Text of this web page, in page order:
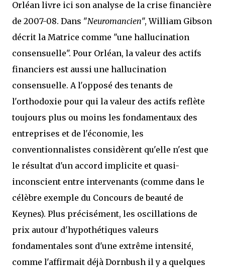
Orléan livre ici son analyse de la crise financière
de 2007-08. Dans "Neuromancien", William Gibson
décrit la Matrice comme "une hallucination
consensuelle". Pour Orléan, la valeur des actifs
financiers est aussi une hallucination
consensuelle. A l'opposé des tenants de
l'orthodoxie pour qui la valeur des actifs reflète
toujours plus ou moins les fondamentaux des
entreprises et de l'économie, les
conventionnalistes considèrent qu'elle n'est que
le résultat d'un accord implicite et quasi-
inconscient entre intervenants (comme dans le
célèbre exemple du Concours de beauté de
Keynes). Plus précisément, les oscillations de
prix autour d'hypothétiques valeurs
fondamentales sont d'une extrême intensité,
comme l'affirmait déjà Dornbush il y a quelques